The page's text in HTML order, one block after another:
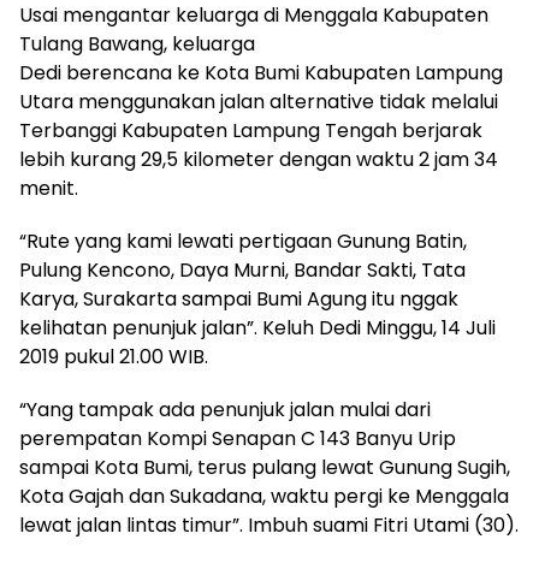
Usai mengantar keluarga di Menggala Kabupaten
Tulang Bawang, keluarga
Dedi berencana ke Kota Bumi Kabupaten Lampung
Utara menggunakan jalan alternative tidak melalui
Terbanggi Kabupaten Lampung Tengah berjarak
lebih kurang 29,5 kilometer dengan waktu 2 jam 34
menit.
“Rute yang kami lewati pertigaan Gunung Batin,
Pulung Kencono, Daya Murni, Bandar Sakti, Tata
Karya, Surakarta sampai Bumi Agung itu nggak
kelihatan penunjuk jalan”. Keluh Dedi Minggu, 14 Juli
2019 pukul 21.00 WIB.
“Yang tampak ada penunjuk jalan mulai dari
perempatan Kompi Senapan C 143 Banyu Urip
sampai Kota Bumi, terus pulang lewat Gunung Sugih,
Kota Gajah dan Sukadana, waktu pergi ke Menggala
lewat jalan lintas timur”. Imbuh suami Fitri Utami (30).